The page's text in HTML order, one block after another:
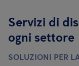
Servizi di
ogni settore
SOLUZIONI PER